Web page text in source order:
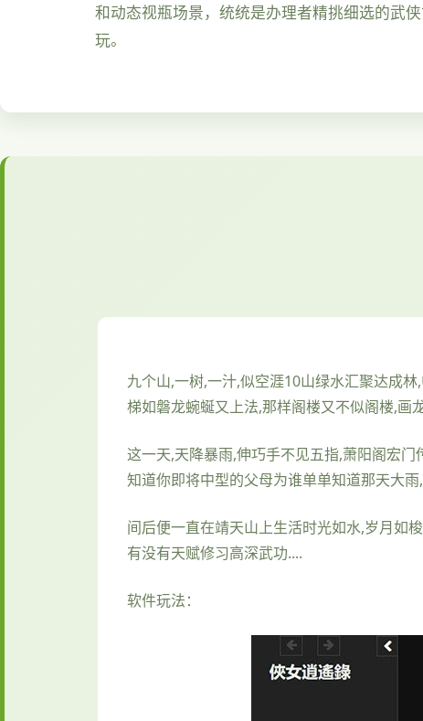
和动态视瓶场景，统统是办理者精挑细选的武
玩。
九个山,一树,一汁,似空涯10山绿水汇聚达成
梯如磐龙蜿蜒又上法,那样阁楼又不似阁楼,画
这一天,天降暴雨,伸巧手不见五指,萧阳阁宏
知道你即将中型的父母为谁单单知道那天大
间后便一直在靖天山上生活时光如水,岁月如
有没有天赋修习高深武功....
软件玩法：